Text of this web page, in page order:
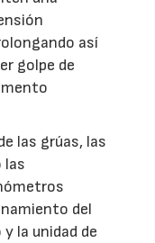
así
golpe de
las grúas, las
las
del
la unidad de